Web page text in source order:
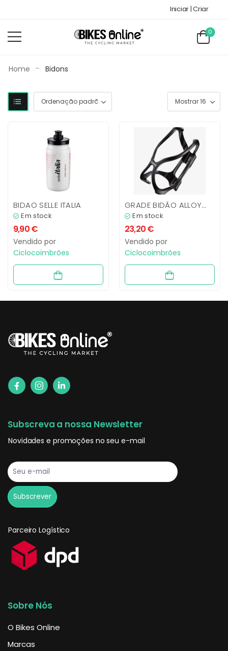
Iniciar | Criar
0
Home - Bidons
BIDAO SELLE ITALIA
Em stock
9,90€
Vendido por
Ciclocoimbrões
GRADE BIDÃO ALLOY
CAGE PRETO
Em stock
23,20€
Vendido por
Ciclocoimbrões
Subscreva a nossa Newsletter
Novidades e promoções no seu e-mail
Parceiro Logístico
Sobre Nós
O Bikes Online
Marcas